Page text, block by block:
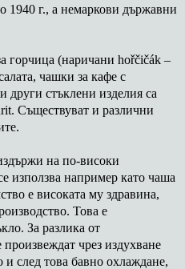
1940 г., а немаркови държавни
горчица (наричани hořčičák –
чашки за кафе с
стъклени изделия са
Съществуват и различни
на по-високи
използва например като чаша
е високата му здравина,
Това е
За разлика от
чрез издухване
и след това бавно охлаждане,